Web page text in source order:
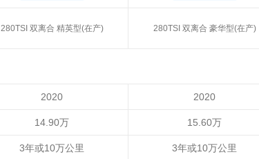
280TSI 双离合 精英型(在产) 280TSI 双离合 豪华型(在产)
2020 2020
14.90万 15.60万
3年或10万公里 3年或10万公里